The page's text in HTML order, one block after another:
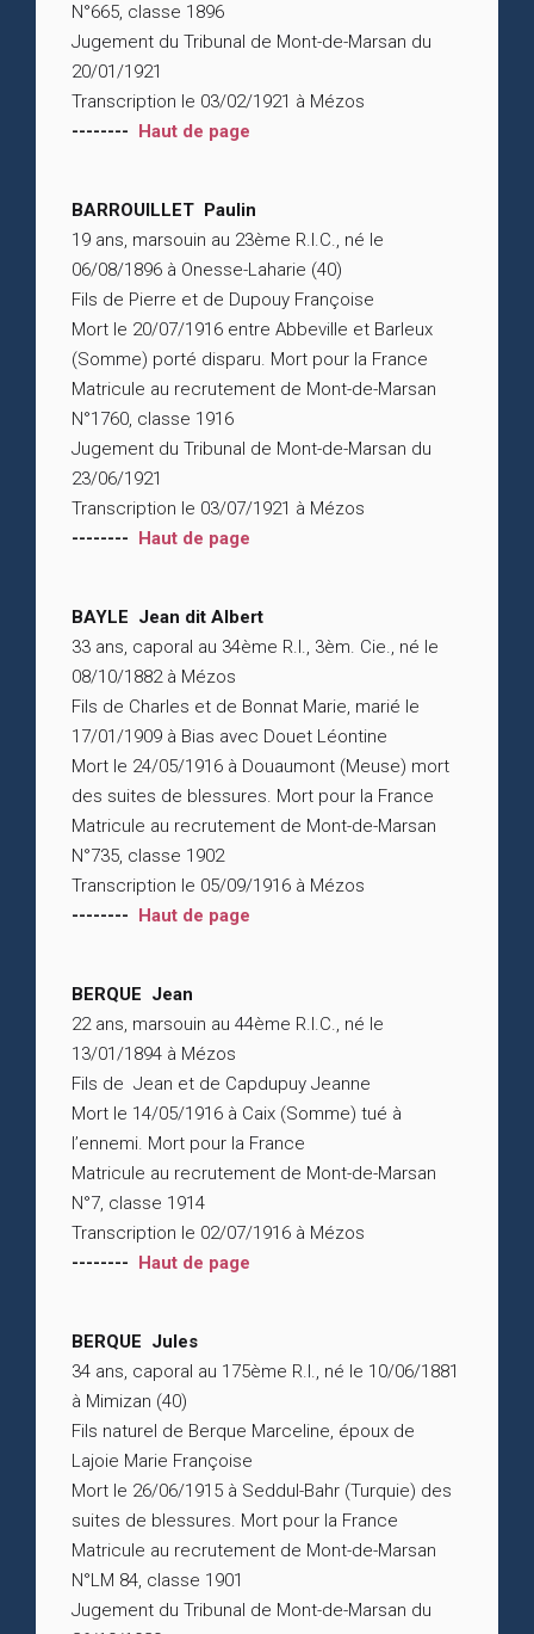
N°665, classe 1896
Jugement du Tribunal de Mont-de-Marsan du
20/01/1921
Transcription le 03/02/1921 à Mézos
-------- Haut de page
BARROUILLET Paulin
19 ans, marsouin au 23ème R.I.C., né le
06/08/1896 à Onesse-Laharie (40)
Fils de Pierre et de Dupouy Françoise
Mort le 20/07/1916 entre Abbeville et Barleux
(Somme) porté disparu. Mort pour la France
Matricule au recrutement de Mont-de-Marsan
N°1760, classe 1916
Jugement du Tribunal de Mont-de-Marsan du
23/06/1921
Transcription le 03/07/1921 à Mézos
-------- Haut de page
BAYLE Jean dit Albert
33 ans, caporal au 34ème R.I., 3èm. Cie., né le
08/10/1882 à Mézos
Fils de Charles et de Bonnat Marie, marié le
17/01/1909 à Bias avec Douet Léontine
Mort le 24/05/1916 à Douaumont (Meuse) mort
des suites de blessures. Mort pour la France
Matricule au recrutement de Mont-de-Marsan
N°735, classe 1902
Transcription le 05/09/1916 à Mézos
-------- Haut de page
BERQUE Jean
22 ans, marsouin au 44ème R.I.C., né le
13/01/1894 à Mézos
Fils de Jean et de Capdupuy Jeanne
Mort le 14/05/1916 à Caix (Somme) tué à
l’ennemi. Mort pour la France
Matricule au recrutement de Mont-de-Marsan
N°7, classe 1914
Transcription le 02/07/1916 à Mézos
-------- Haut de page
BERQUE Jules
34 ans, caporal au 175ème R.I., né le 10/06/1881
à Mimizan (40)
Fils naturel de Berque Marceline, époux de
Lajoie Marie Françoise
Mort le 26/06/1915 à Seddul-Bahr (Turquie) des
suites de blessures. Mort pour la France
Matricule au recrutement de Mont-de-Marsan
N°LM 84, classe 1901
Jugement du Tribunal de Mont-de-Marsan du